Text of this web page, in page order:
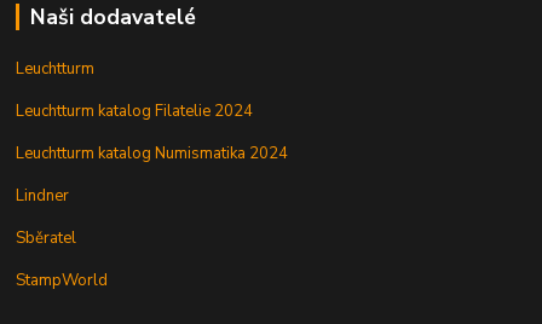
Naši dodavatelé
Leuchtturm
Leuchtturm katalog Filatelie 2024
Leuchtturm katalog Numismatika 2024
Lindner
Sběratel
StampWorld